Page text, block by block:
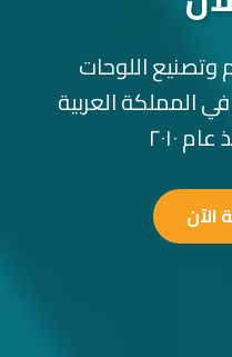
اللوحات
المملكة العربية
٢٠١٠
الآن